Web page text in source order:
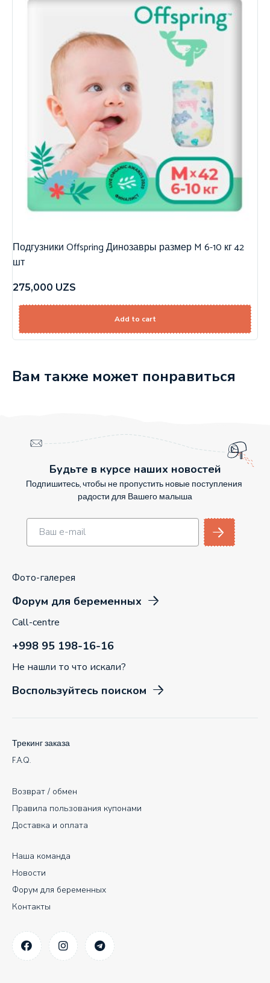
Подгузники Offspring Динозавры размер M 6-10 кг 42
шт
275,000 UZS
Add to cart
Вам также может понравиться
Будьте в курсе наших новостей
Подпишитесь, чтобы не пропустить новые поступления
радости для Вашего малыша
Фото-галерея
Форум для беременных
Call-centre
+998 95 198-16-16
Не нашли то что искали?
Воспользуйтесь поиском
Наша команда
Новости
Форум для беременных
Контакты
Возврат / обмен
Правила пользования купонами
Доставка и оплата
Трекинг заказа
F.A.Q.